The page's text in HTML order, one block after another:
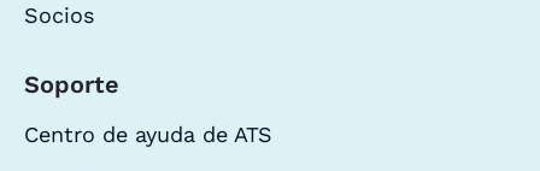
Socios
Soporte
Centro de ayuda de ATS